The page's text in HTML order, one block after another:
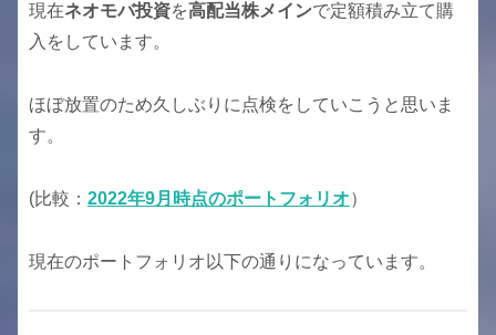
現在ネオモバ投資を高配当株メインで定額積み立て購
入をしています。
ほぼ放置のため久しぶりに点検をしていこうと思いま
す。
(比較： 2022年9月時点のポートフォリオ）
現在のポートフォリオ以下の通りになっています。